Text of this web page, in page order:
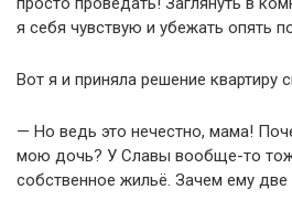
я себя чувствую и убежать опять
Вот я и приняла решение квартиру
— Но ведь это нечестно, мама!
мою дочь? У Славы вообще-то
собственное жильё. Зачем ему две